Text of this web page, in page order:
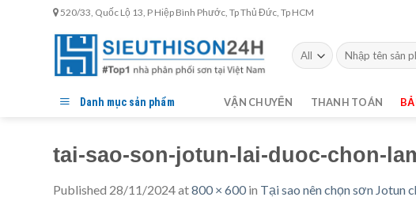
520/33, Quốc Lộ 13, P Hiệp Bình Phước, Tp Thủ Đức, Tp HCM
Tìm
kiếm:
Danh mục sản phẩm VẬN CHUYỂN THANH TOÁN
tai-sao-son-jotun-lai-duoc-chon-
Published 28/11/2024at800 × 600 in Tại sao nên chọn sơn Jotun